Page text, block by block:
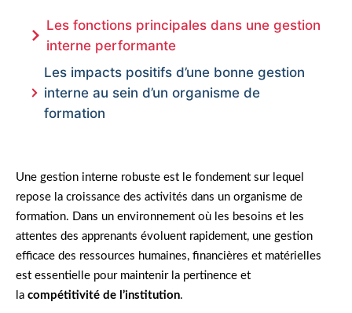
Les fonctions principales dans une gestion
interne performante
Les impacts positifs d’une bonne gestion
interne au sein d’un organisme de
formation
Une gestion interne robuste est le fondement sur lequel
repose la croissance des activités dans un organisme de
formation. Dans un environnement où les besoins et les
attentes des apprenants évoluent rapidement, une gestion
efficace des ressources humaines, financières et matérielles
est essentielle pour maintenir la pertinence et
la compétitivité de l’institution.